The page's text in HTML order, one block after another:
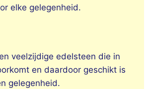
elke gelegenheid.
veelzijdige edelsteen die in
en daardoor geschikt is
gelegenheid.